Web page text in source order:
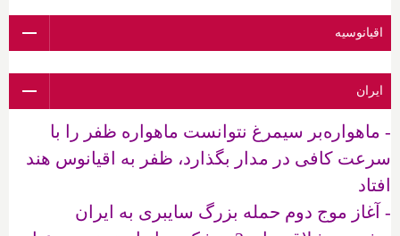
اقیانوسیه
ایران
- ماهواره‌بر سیمرغ نتوانست ماهواره ظفر را با
سرعت کافی در مدار بگذارد، ظفر به اقیانوس هند
افتاد
- آغاز موج دوم حمله بزرگ سایبری به ایران